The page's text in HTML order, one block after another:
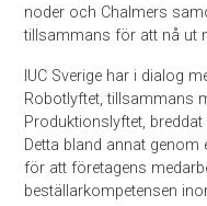
noder och Chalmers
tillsammans för att nå ut
IUC Sverige har i dialog
Robotlyftet, tillsammans
Produktionslyftet,
Detta bland annat genom
för att företagens
beställarkompetensen